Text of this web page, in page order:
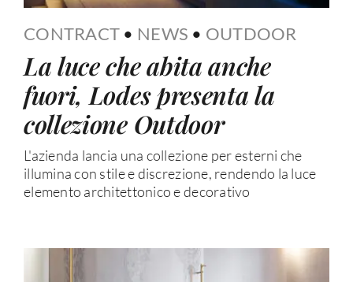
CONTRACT • NEWS • OUTDOOR
La luce che abita anche
fuori, Lodes presenta la
collezione Outdoor
L'azienda lancia una collezione per esterni che
illumina con stile e discrezione, rendendo la luce
elemento architettonico e decorativo